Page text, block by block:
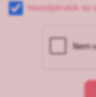
Hozzájárulok az